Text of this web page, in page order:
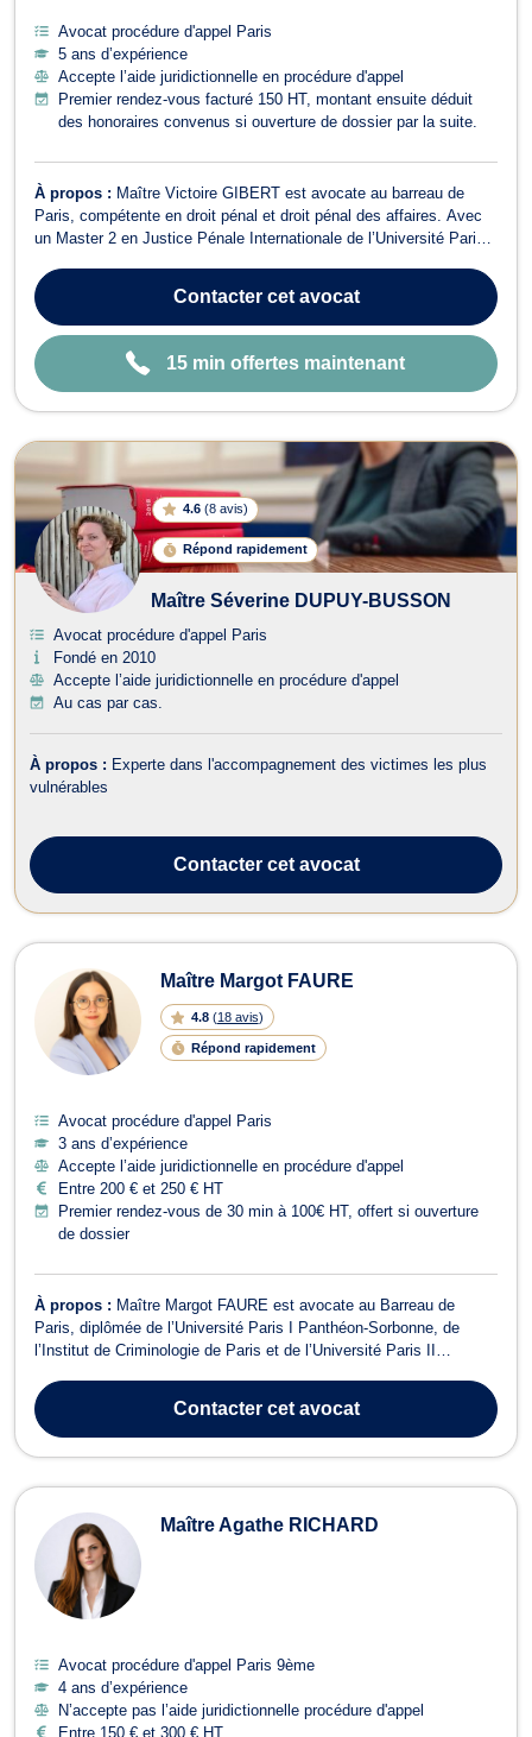
Avocat procédure d'appel Paris
5 ans d’expérience
Accepte l’aide juridictionnelle en procédure d'appel
Premier rendez-vous facturé 150 HT, montant ensuite déduit
des honoraires convenus si ouverture de dossier par la suite.
À propos : Maître Victoire GIBERT est avocate au barreau de
Paris, compétente en droit pénal et droit pénal des affaires. Avec
un Master 2 en Justice Pénale Internationale de l’Université Paris
cabinets d’avocats renommés à Paris. Passionnée par son métier,
Maître GIBERT a...
Contactercet avocat
15 min offertes maintenant
4.6 (8 avis)
Répond rapidement
Maître Séverine DUPUY-BUSSON
Avocat procédure d'appel Paris
Fondé en 2010
Accepte l’aide juridictionnelle en procédure d'appel
Au cas par cas.
À propos : Experte dans l'accompagnement des victimes les plus
vulnérables
Contactercet avocat
Maître Margot FAURE
4.8 (18 avis)
Répond rapidement
Avocat procédure d'appel Paris
3 ans d’expérience
Accepte l’aide juridictionnelle en procédure d'appel
Entre 200 € et 250 € HT
Premier rendez-vous de 30 min à 100€ HT, offert si ouverture
de dossier
À propos : Maître Margot FAURE est avocate au Barreau de
Paris, diplômée de l’Université Paris I Panthéon-Sorbonne, de
l’Institut de Criminologie de Paris et de l’Université Paris II
ONG, elle porte un regard à la fois technique et humain sur la
justice pénale. Elle a notam...
Contactercet avocat
Maître Agathe RICHARD
Avocat procédure d'appel Paris 9ème
4 ans d’expérience
N’accepte pas l’aide juridictionnelle procédure d'appel
Entre 150 € et 300 € HT